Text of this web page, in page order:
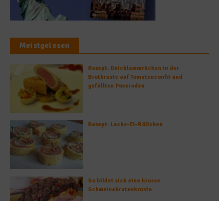
Meistgelesen
Rezept: Deichlammrücken in der
Brotkruste auf Tomatenconfit und
gefüllten Poveraden
Rezept: Lachs-Ei-Röllchen
So bildet sich eine krosse
Schweinebratenkruste